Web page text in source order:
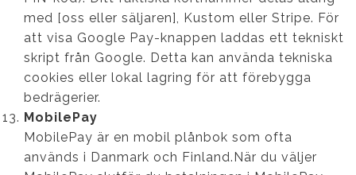
med [oss eller säljaren], Kustom eller Stripe. För
att visa Google Pay-knappen laddas ett tekniskt
skript från Google. Detta kan använda tekniska
cookies eller lokal lagring för att förebygga
bedrägerier.
MobilePay
MobilePay är en mobil plånbok som ofta
används i Danmark och Finland.När du väljer